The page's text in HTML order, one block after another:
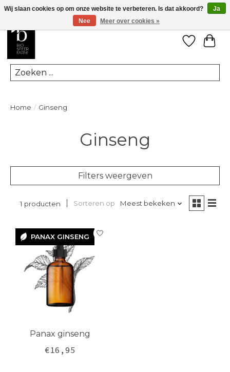
Zoeken
Home / Ginseng
Ginseng
Filters weergeven
1 producten Sorteren op Meest bekeken
PANAX GINSENG
PANAX
GINSENG
Panax ginseng
€16,95
Wij slaan cookies op om onze website te verbeteren. Is dat akkoord?
Ja
Nee
Meer over cookies »